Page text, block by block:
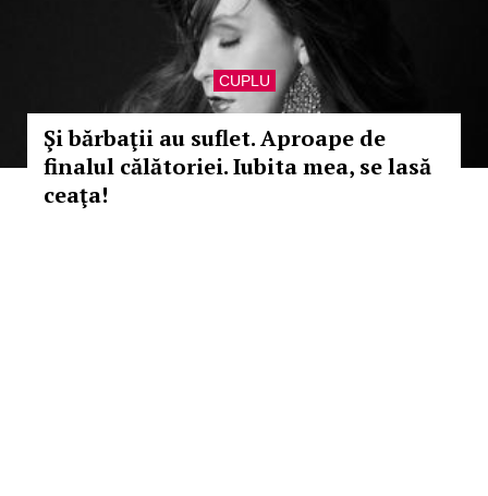
CUPLU
Şi bărbaţii au suflet. Aproape de
finalul călătoriei. Iubita mea, se lasă
ceaţa!